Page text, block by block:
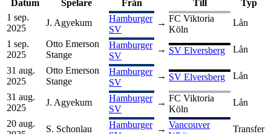
Datum Spelare Från Till
Typ
1 sep.
2025
J. Agyekum
Hamburger
SV
→ FC Viktoria
Köln
Lån
1 sep.
2025
Otto Emerson
Stange
Hamburger
SV
→ SV Elversberg Lån
31 aug.
2025
Otto Emerson
Stange
Hamburger
SV
→ SV Elversberg Lån
31 aug.
2025
J. Agyekum
Hamburger
SV
→ FC Viktoria
Köln
Lån
20 aug.
S. Schonlau
Hamburger → Vancouver
Transfer